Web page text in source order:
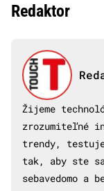
Redaktor
Žijeme
zrozumiteľné
trendy,
tak, aby ste
sebavedomo a